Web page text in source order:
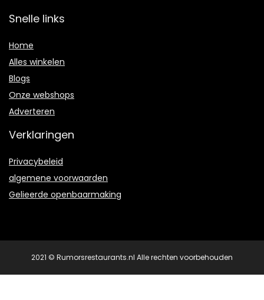
Snelle links
Home
Alles winkelen
Blogs
Onze webshops
Adverteren
Verklaringen
Privacybeleid
algemene voorwaarden
Gelieerde openbaarmaking
2021 © Rumorsrestaurants.nl Alle rechten voorbehouden